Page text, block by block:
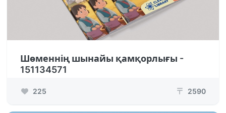
Шөменнің шынайы қамқорлығы -
151134571
225 ₸ 2590